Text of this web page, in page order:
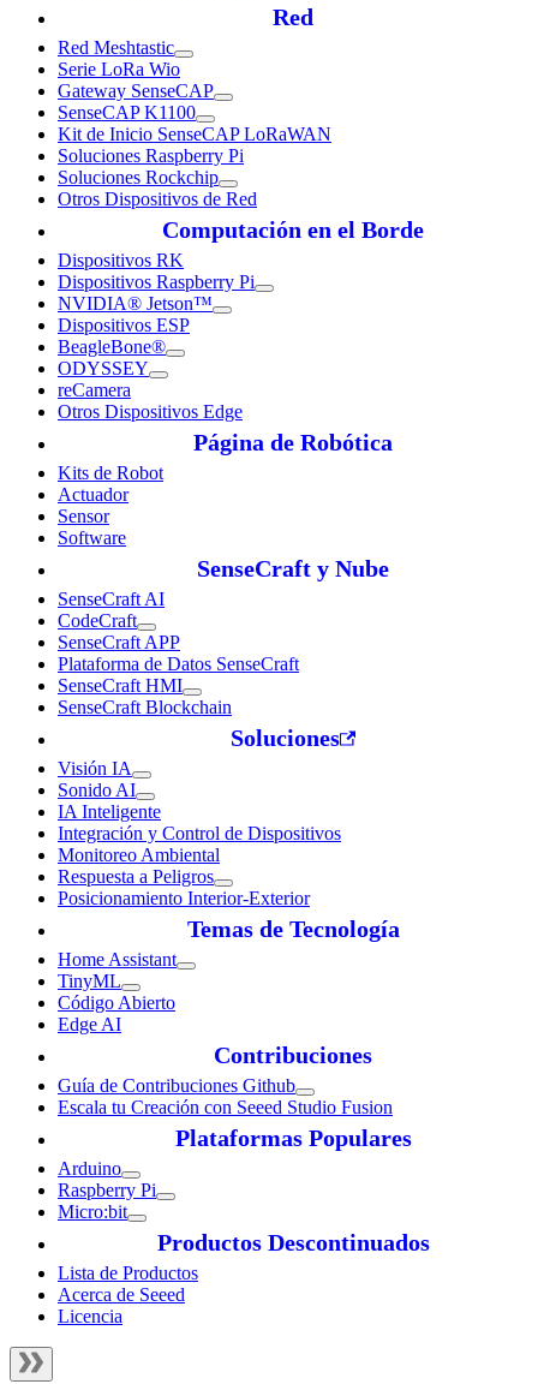
Red
Red Meshtastic
Serie LoRa Wio
Gateway SenseCAP
SenseCAP K1100
Kit de Inicio SenseCAP LoRaWAN
Soluciones Raspberry Pi
Soluciones Rockchip
Otros Dispositivos de Red
Computación en el Borde
Dispositivos RK
Dispositivos Raspberry Pi
NVIDIA® Jetson™
Dispositivos ESP
BeagleBone®
ODYSSEY
reCamera
Otros Dispositivos Edge
Página de Robótica
Kits de Robot
Actuador
Sensor
Software
SenseCraft y Nube
SenseCraft AI
CodeCraft
SenseCraft APP
Plataforma de Datos SenseCraft
SenseCraft HMI
SenseCraft Blockchain
Soluciones
Visión IA
Sonido AI
IA Inteligente
Integración y Control de Dispositivos
Monitoreo Ambiental
Respuesta a Peligros
Posicionamiento Interior-Exterior
Temas de Tecnología
Home Assistant
TinyML
Código Abierto
Edge AI
Contribuciones
Guía de Contribuciones Github
Escala tu Creación con Seeed Studio Fusion
Plataformas Populares
Arduino
Raspberry Pi
Micro:bit
Productos Descontinuados
Lista de Productos
Acerca de Seeed
Licencia